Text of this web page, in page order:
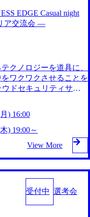
職率も21.8%(2023年12
2026年8月22日(土) 面
ル 面接時間①～③いず
・面接時間② 開始時
始時刻12:30 終了時刻
(60分間)を実施 ※1回の
書類選考通過者
●仕事内容 私たちは
コンサルタントとして
効率的な英語学習方
とが英語コンサルタン
りはありません。学習
語学習の継続の必要性
、六本木、新宿セン
、阪急梅田、神戸三
煙(屋外喫煙所あり) オ
・N1取得から8年以上
験や正規留学経験が
ン・社内コミュニケ
2/Accenture-Rec
躍について (https://ww
careers/corporate/docu
員発信のキャリアブロ
japan-careers-blog) 江川
る理由【コンサル業界
346218) 大手広告代理
人材が集結するワケ
った？ (https://www.bus
グジュアリー製品のパ
jp-ja/case-stu
大正製薬：ITカー
jp-ja/case-studies/consu
ジー & コンサルティン
催「SoftBank World 20
（通信） 経済産業
「保安ネット」を構
EDGE Casual night
ア交流会 —
クノロジーを道具に、
ワクワクさせることを
ウドセキュリティサー
ビスを開発している。
Wix エンタープライ
との取引実績がある。
開始:18:45) 2026年8月17
なります。お申し込み
をお断りさせていただ
第二弾開催！ 初参加・
では、営業職(Enter
をお持ちの方向けに、
) 16:00
) 19:00～
View More
受付中 選考会